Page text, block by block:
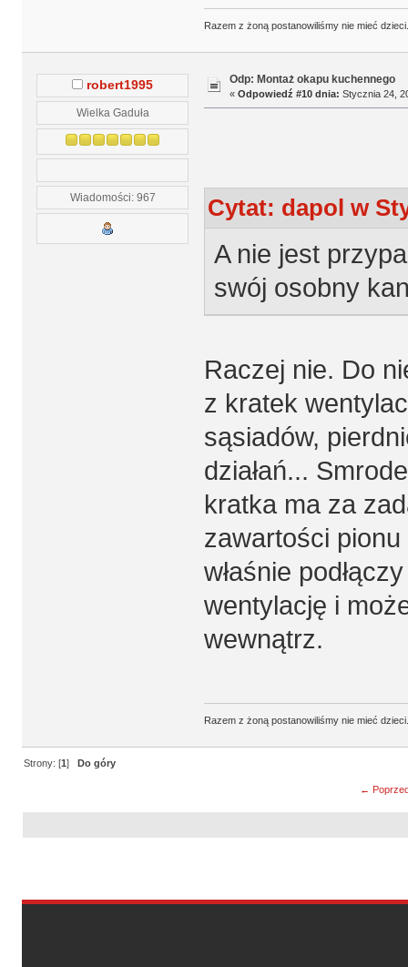
Razem z żoną postanowiliśmy nie mieć
robert1995
Wielka Gaduła
Wiadomości: 967
Odp: Montaż okapu kuchennego
« Odpowiedź #10 dnia: Stycznia 24,
Cytat: dapol w
A nie jest
swój osobny
Raczej nie. Do
z kratek
sąsiadów,
działań...
kratka ma za
zawartości
właśnie
wentylację i
wewnątrz.
Razem z żoną postanowiliśmy nie mieć
Strony: [1]Do góry
←